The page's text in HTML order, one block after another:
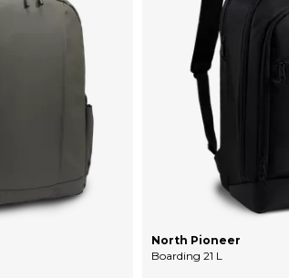
Boarding 21 L
North Pioneer